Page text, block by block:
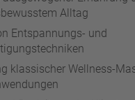
Alltag
Entspannungs- und
klassischer Wellness-